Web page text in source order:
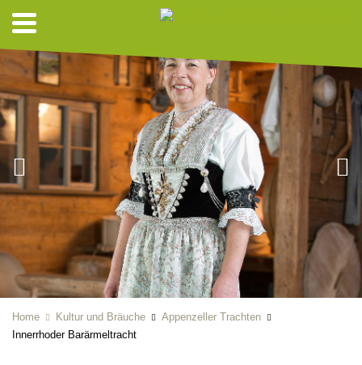
Home Kultur und Bräuche
Appenzeller Trachten
Innerrhoder Barärmeltracht